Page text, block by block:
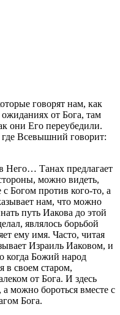
говорят нам, как
от Бога, там
они Его переубедили.
где Всевышний говорит:
Него… Танах предлагает
можно видеть,
Богом против кого-то, а
нам, что можно
путь Иакова до этой
являлось борьбой
ему имя. Часто, читая
Израиль Иаковом, и
когда Божий народ
в своем старом,
от Бога. И здесь
можно бороться вместе с
Бога.